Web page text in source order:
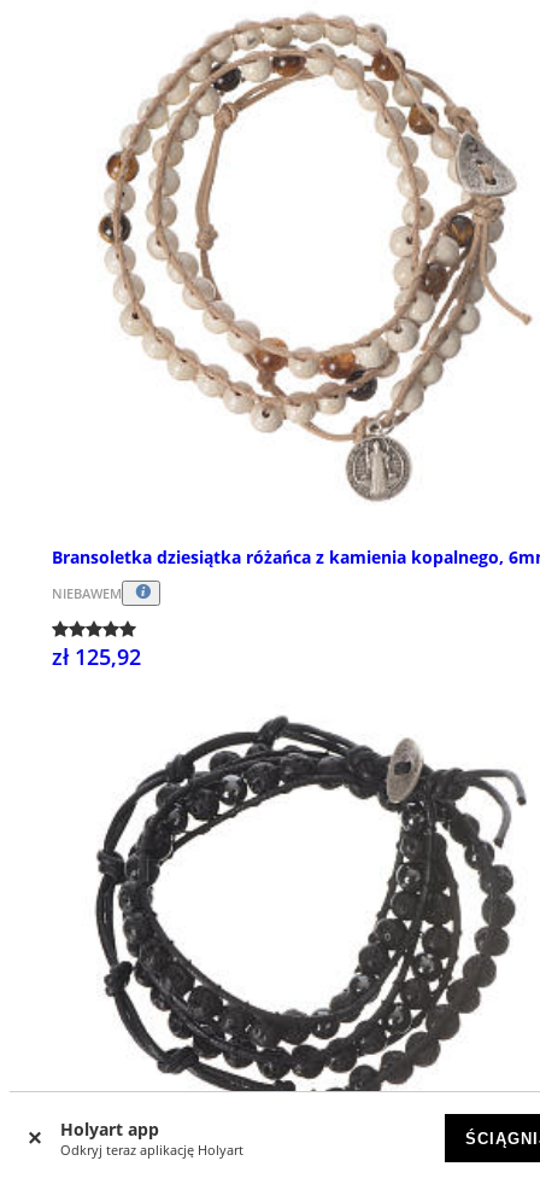
Holyart app
Odkryj teraz aplikację Holyart
Bransoletka dziesiątka różańca z kamienia kopalnego,
NIEBAWEM
zł 125,92